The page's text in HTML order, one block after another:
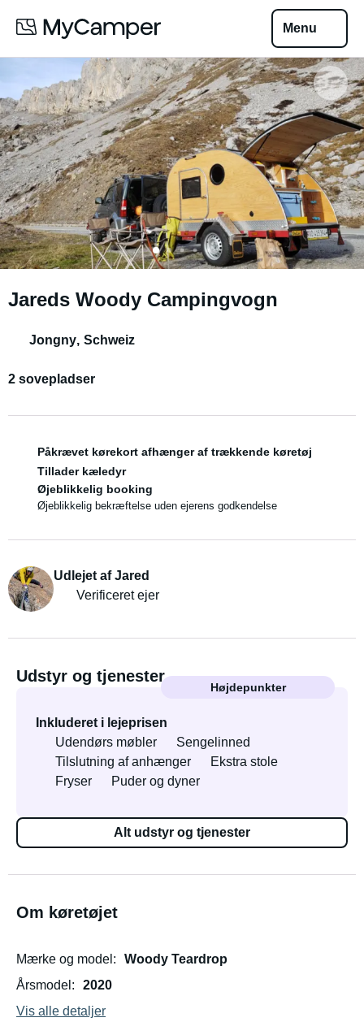
Menu
Jareds Woody Campingvogn
Jongny, Schweiz
2 sovepladser
Påkrævet kørekort afhænger af trækkende køretøj
Tillader kæledyr
Øjeblikkelig booking
Øjeblikkelig bekræftelse uden ejerens godkendelse
Udlejet af Jared
Verificeret ejer
Udstyr og tjenester
Højdepunkter
Inkluderet i lejeprisen
Udendørs møbler
Sengelinned
Tilslutning af anhænger
Ekstra stole
Fryser
Puder og dyner
Alt udstyr og tjenester
Om køretøjet
Mærke og model
Woody Teardrop
Årsmodel
2020
Vis alle detaljer